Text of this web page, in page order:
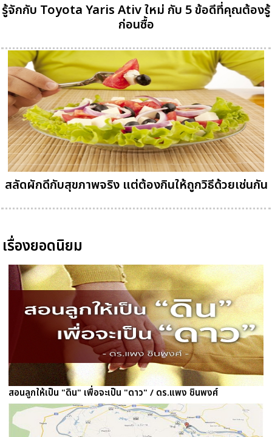
รู้จักกับ Toyota Yaris Ativ ใหม่ กับ 5 ข้อดีที่คุณต้องรู้
ก่อนซื้อ
สลัดผักดีกับสุขภาพจริง แต่ต้องกินให้ถูกวิธีด้วยเช่นกัน
เรื่องยอดนิยม
สอนลูกให้เป็น "ดิน" เพื่อจะเป็น "ดาว" / ดร.แพง ชินพงศ์